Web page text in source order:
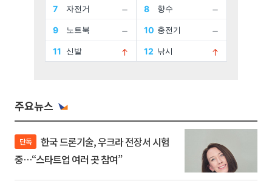
주요뉴스
단독
중…“스타트업 여러 곳 참여”